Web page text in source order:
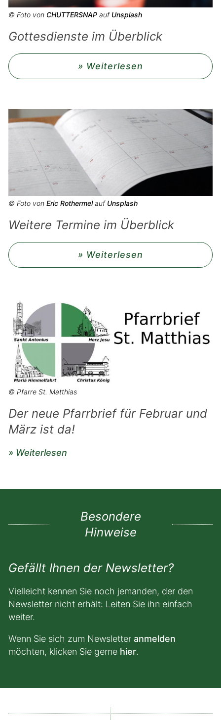
© Foto von CHUTTERSNAP auf Unsplash
Gottesdienste im Überblick
» Weiterlesen
© Foto von Eric Rothermelauf Unsplash
Weitere Termine im Überblick
» Weiterlesen
© Pfarre St. Matthias
Der neue Pfarrbrief für Februar und
März ist da!
» Weiterlesen
Besondere
Hinweise
Gefällt Ihnen der Newsletter?
Vielleicht kennen Sie noch jemanden, der den
Newsletter nicht erhält: Leiten Sie ihn einfach
weiter.
Wenn Sie sich zum Newsletter anmelden
möchten, klicken Sie gerne hier.